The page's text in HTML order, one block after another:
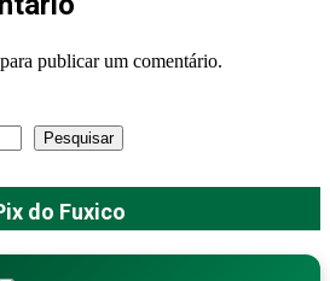
para publicar um comentário.
Pesquisar
do Fuxico